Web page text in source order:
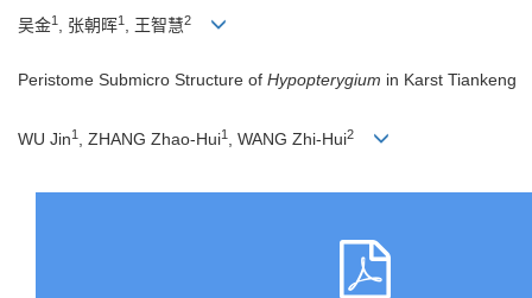
吴金1 , 张朝晖1 , 王智慧2
Peristome Submicro Structure of Hypopterygium in Karst Tiankeng
WU Jin1 , ZHANG Zhao-Hui1 , WANG Zhi-Hui2